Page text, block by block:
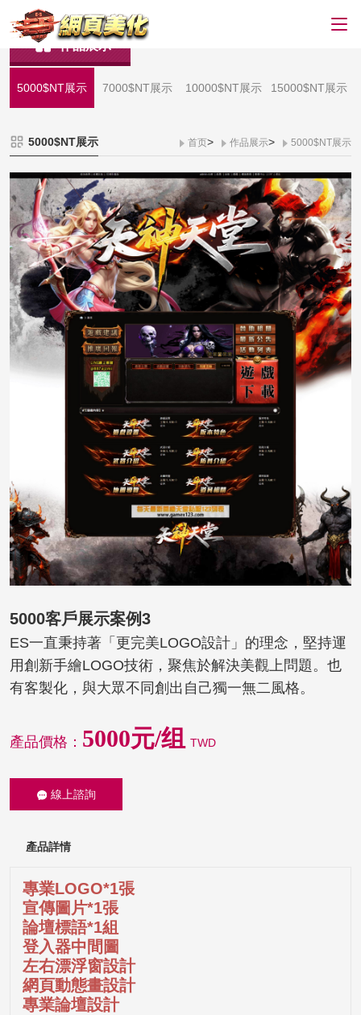
作品展示
5000$NT展示 7000$NT展示 10000$NT展示 15000$NT展示
5000$NT展示 首页> 作品展示> 5000$NT展示
5000客戶展示案例3
ES一直秉持著「更完美LOGO設計」的理念，堅持運
用創新手繪LOGO技術，聚焦於解決美觀上問題。也
有客製化，與大眾不同創出自己獨一無二風格。
產品價格： 5000元/组 TWD
線上諮詢
產品詳情
專業LOGO*1張
宣傳圖片*1張
論壇標語*1組
登入器中間圖
左右漂浮窗設計
網頁動態畫設計
專業論壇設計